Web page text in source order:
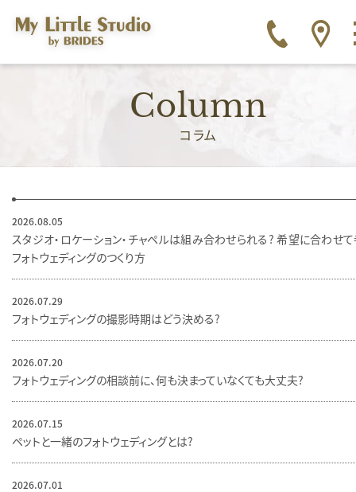
Column
コラム
2026.08.05
スタジオ・ロケーション・チャペルは組み合わせられる？ 希望に合わせ
フォトウェディングのつくり方
2026.07.29
フォトウェディングの撮影時期はどう決める？
2026.07.20
フォトウェディングの相談前に、何も決まっていなくても大丈夫？
2026.07.15
ペットと一緒のフォトウェディングとは？
2026.07.01